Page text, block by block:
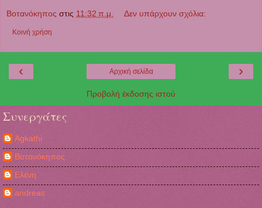
Βοτανόκηπος στις 11:32 π.μ. Δεν υπάρχουν σχόλια:
Κοινή χρήση
‹ ›
Αρχική σελίδα
Προβολή έκδοσης ιστού
Συνεργάτες
Agkathi
Βοτανόκηπος
Ελένη
andreas